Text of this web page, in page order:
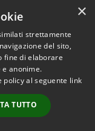
© 2026 • Comune di
• Powered by
•
Accesso
redazione
×
strettamente
del sito,
fine di elaborare
anonime.
al seguente link
TUTTO